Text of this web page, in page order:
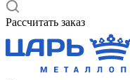
Рассчитать заказ